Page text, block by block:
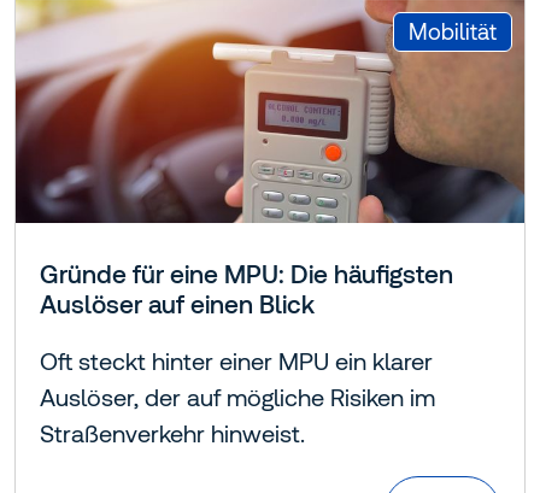
Mobilität:
Gründe für eine MPU: Die häufigsten
Auslöser auf einen Blick
Oft steckt hinter einer MPU ein klarer
Auslöser, der auf mögliche Risiken im
Straßenverkehr hinweist.